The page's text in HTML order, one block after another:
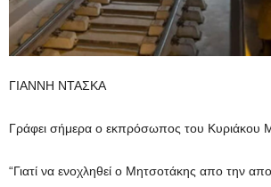
ΓΙΑΝΝΗ ΝΤΑΣΚΑ
Γράφει σήμερα ο εκπρόσωπος του Κυριάκου
“Γιατί να ενοχληθεί ο Μητσοτάκης απο την